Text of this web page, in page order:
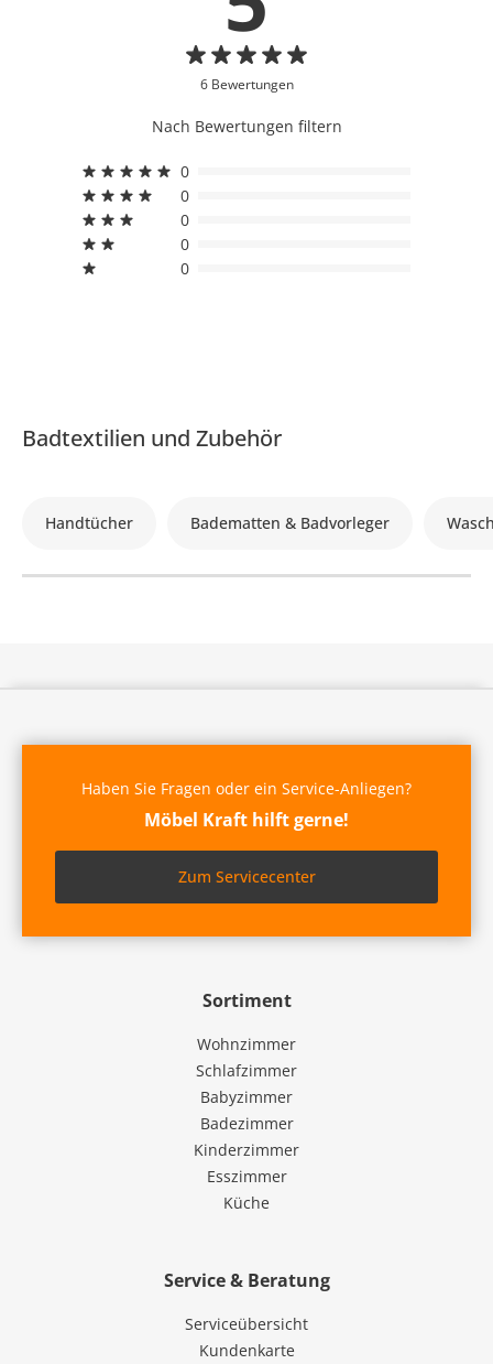
6 Bewertungen
Nach Bewertungen filtern
0
0
0
0
0
Badtextilien und Zubehör
Handtücher Badematten & Badvorleger
Sortiment
Wohnzimmer
Schlafzimmer
Babyzimmer
Badezimmer
Kinderzimmer
Esszimmer
Küche
Service & Beratung
Serviceübersicht
Kundenkarte
Haben Sie Fragen oder ein Service-Anliegen?
Möbel Kraft hilft gerne!
Zum Servicecenter